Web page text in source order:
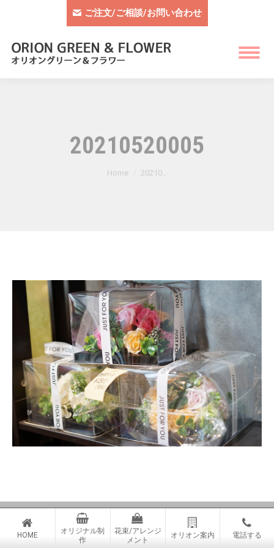
ご注文/ご相談/お問い合わせ
20210520005
You are here:
Home 20210…
© ORION GREEN & FLOWER
HOME
オリジナル制
作
花束/アレンジ
メント
オリオン案内 電話する